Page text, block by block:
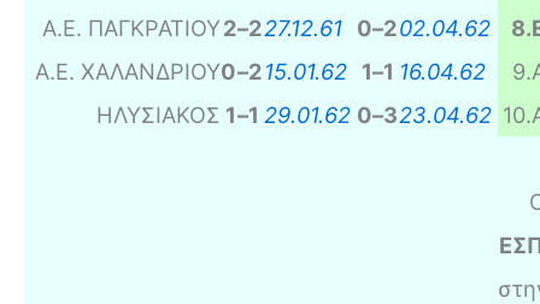
Α.Ε. ΠΑΓΚΡΑΤΙΟΥ2–227.12.61 0–202.04.62 8.
Α.Ε. ΧΑΛΑΝΔΡΙΟΥ0–215.01.62 1–1 16.04.62 9.
ΗΛΥΣΙΑΚΟΣ 1–1 29.01.62 0–323.04.62 10.